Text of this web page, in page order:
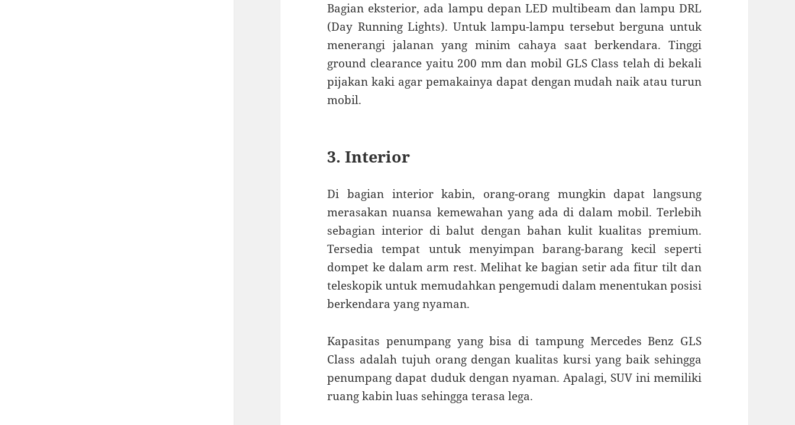
Bagian eksterior, ada lampu depan LED multibeam dan lampu DRL
(Day Running Lights). Untuk lampu-lampu tersebut berguna untuk
menerangi jalanan yang minim cahaya saat berkendara. Tinggi
ground clearance yaitu 200 mm dan mobil GLS Class telah di bekali
pijakan kaki agar pemakainya dapat dengan mudah naik atau turun
mobil.
3. Interior
Di bagian interior kabin, orang-orang mungkin dapat langsung
merasakan nuansa kemewahan yang ada di dalam mobil. Terlebih
sebagian interior di balut dengan bahan kulit kualitas premium.
Tersedia tempat untuk menyimpan barang-barang kecil seperti
dompet ke dalam arm rest. Melihat ke bagian setir ada fitur tilt dan
teleskopik untuk memudahkan pengemudi dalam menentukan posisi
berkendara yang nyaman.
Kapasitas penumpang yang bisa di tampung Mercedes Benz GLS
Class adalah tujuh orang dengan kualitas kursi yang baik sehingga
penumpang dapat duduk dengan nyaman. Apalagi, SUV ini memiliki
ruang kabin luas sehingga terasa lega.